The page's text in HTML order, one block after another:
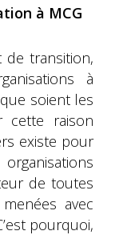
à MCG
de transition,
à
soient les
cette raison
existe pour
de toutes
avec
pourquoi,